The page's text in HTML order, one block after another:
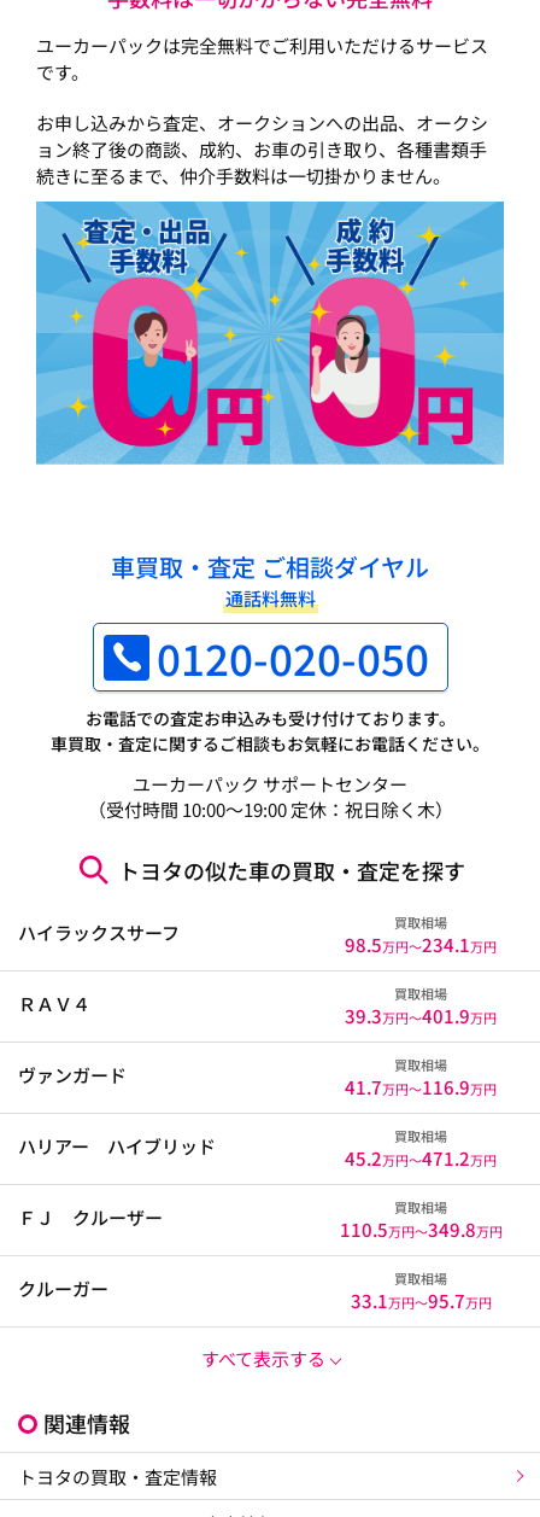
ユーカーパックは完全無料でご利用いただけるサービス
です。
お申し込みから査定、オークションへの出品、オークシ
ョン終了後の商談、成約、お車の引き取り、各種書類手
続きに至るまで、仲介手数料は一切掛かりません。
車買取・査定 ご相談ダイヤル
通話料無料
0120-020-050
お電話での査定お申込みも受け付けております。
車買取・査定に関するご相談もお気軽にお電話ください。
ユーカーパック サポートセンター
（受付時間 10:00～19:00 定休：祝日除く木）
トヨタの似た車の買取・査定を探す
ハイラックスサーフ 買取相場
98.5万円〜234.1万円
ＲＡＶ４ 買取相場
39.3万円〜401.9万円
ヴァンガード 買取相場
41.7万円〜116.9万円
ハリアー ハイブリッド 買取相場
45.2万円〜471.2万円
ＦＪ クルーザー 買取相場
110.5万円〜349.8万円
クルーガー 買取相場
33.1万円〜95.7万円
すべて表示する
関連情報
トヨタの買取・査定情報